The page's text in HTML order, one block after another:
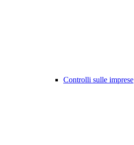
Controlli sulle imprese